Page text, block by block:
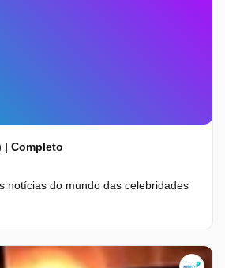
| Completo
notícias do mundo das celebridades